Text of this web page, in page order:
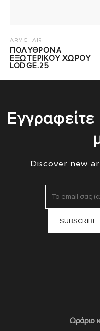
ARMCHAIR
ΠΟΛΥΘΡΟΝΑ
ΕΞΩΤΕΡΙΚΟΥ ΧΩΡΟΥ
LODGE.25
Discover new
Ωράριο